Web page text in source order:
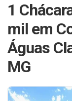
1
mil em
Águas
MG